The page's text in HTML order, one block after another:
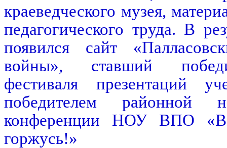
краеведческого музея,
педагогического труда. В
появился сайт
войны», ставший
фестиваля презентаций
победителем районной
конференции НОУ ВПО
горжусь!»